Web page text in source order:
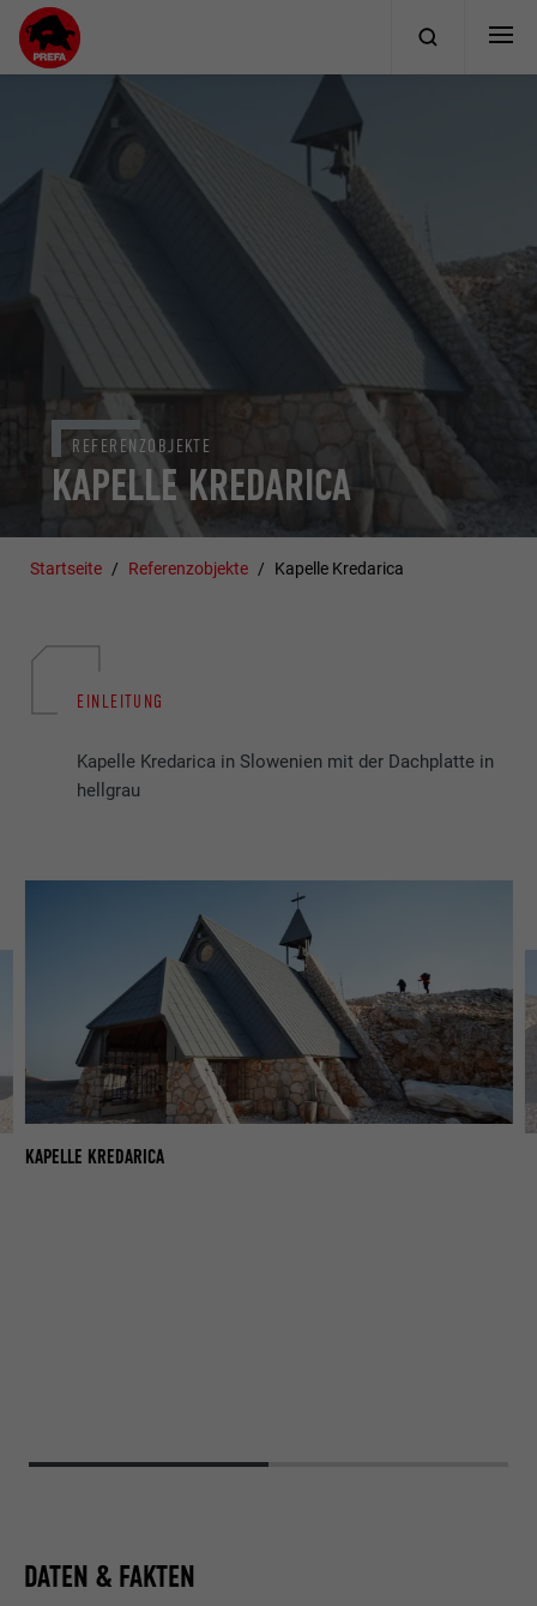
KAPELLE KREDARICA
REFERENZOBJEKTE
Startseite Referenzobjekte Kapelle Kredarica
EINLEITUNG
Kapelle Kredarica in Slowenien mit der Dachplatte in
hellgrau
KAPELLE KREDARICA
DATEN & FAKTEN